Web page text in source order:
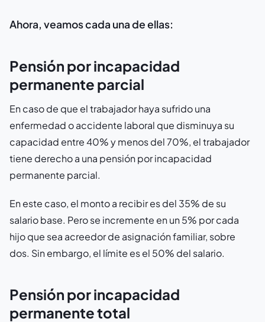
Ahora, veamos cada una de ellas:
Pensión por incapacidad
permanente parcial
En caso de que el trabajador haya sufrido una
enfermedad o accidente laboral que disminuya su
capacidad entre 40% y menos del 70%, el trabajador
tiene derecho a una pensión por incapacidad
permanente parcial.
En este caso, el monto a recibir es del 35% de su
salario base. Pero se incremente en un 5% por cada
hijo que sea acreedor de asignación familiar, sobre
dos. Sin embargo, el límite es el 50% del salario.
Pensión por incapacidad
permanente total